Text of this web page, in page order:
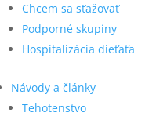
Chcem sa sťažovať
Podporné skupiny
Hospitalizácia dieťaťa
Návody a články
Tehotenstvo